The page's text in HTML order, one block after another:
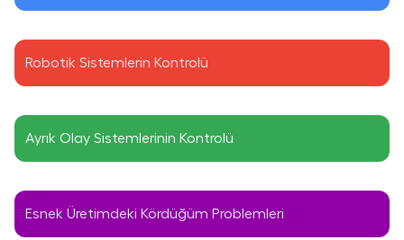
Robotik Sistemlerin Kontrolü
Ayrık Olay Sistemlerinin Kontrolü
Esnek Üretimdeki Kördüğüm Problemleri